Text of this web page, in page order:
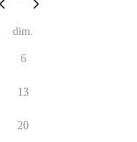
dim.
6
13
20